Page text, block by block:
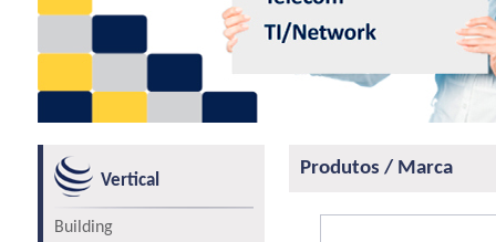
Vertical
Building
Produtos / Marca